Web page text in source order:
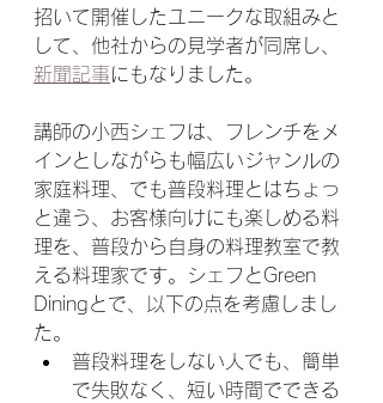
招いて開催したユニークな取組みと
して、他社からの見学者が同席し、
新聞記事にもなりました。
講師の小西シェフは、フレンチをメ
インとしながらも幅広いジャンルの
家庭料理、でも普段料理とはちょっ
と違う、お客様向けにも楽しめる料
理を、普段から自身の料理教室で教
える料理家です。シェフとGreen
Diningとで、以下の点を考慮しまし
た。
普段料理をしない人でも、簡単
で失敗なく、短い時間でできる